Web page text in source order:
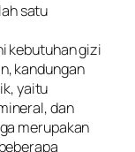
satu
kebutuhan gizi
kandungan
yaitu
dan
merupakan